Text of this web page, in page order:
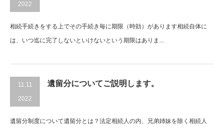
2022
相続手続きをする上でその手続き毎に期限（時効）があります相続自体に
は、いつ迄に完了しないといけないという期限はありま...
11.11
2022
遺留分についてご説明します。
遺留分制度について遺留分とは？法定相続人の内、兄弟姉妹を除く相続人